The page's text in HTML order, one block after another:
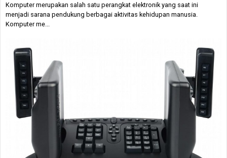
Komputer merupakan salah satu perangkat elektronik yang saat ini
menjadi sarana pendukung berbagai aktivitas kehidupan manusia.
Komputer me...